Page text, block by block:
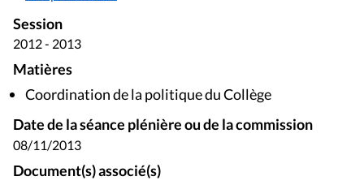
Session
2012 - 2013
Matières
Coordination de la politique du Collège
Date de la séance plénière ou de la commission
08/11/2013
Document(s) associé(s)